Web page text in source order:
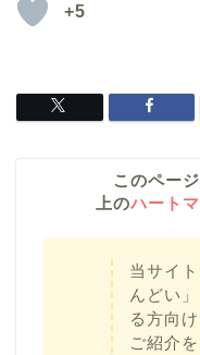
+5
このペー
上のハート
当サイ
んどい
る方向
ご紹介